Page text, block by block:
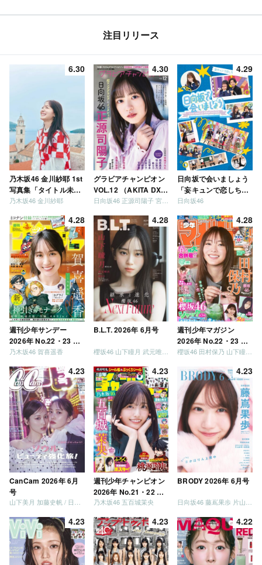
注目リリース
6.30
乃木坂46 金川紗耶 1st
写真集「タイトル未
定」
乃木坂46 金川紗耶
4.30
グラビアチャンピオン
VOL.12 （AKITA DXシ
リーズ）
日向坂46 正源司陽子 宮地すみれ
4.29
日向坂で会いましょう
「妄キュンで恋しちゃ
いましょう」「どっち
う」「ご褒美でロケし
ましょう」「フレンド
リーになりましょう」
「笑って卒業を祝いま
しょう」 [Blu-ray]
日向坂46
4.28
週刊少年サンデー
2026年 No.22・23 合
併号
乃木坂46 賀喜遥香
4.28
B.L.T. 2026年 6月号
櫻坂46 山下瞳月 武元唯衣 / 乃木坂46 海邉朱莉
4.28
週刊少年マガジン
2026年 No.22・23 合
併号
4.23
CanCam 2026年 6月
号
山下美月 加藤史帆 / 日向坂46 大野愛実
4.23
週刊少年チャンピオン
2026年 No.21・22 合
併号
乃木坂46 五百城茉央
4.23
BRODY 2026年 6月号
日向坂46 藤嶌果歩 片山紗希 松尾桜 金村美玖 髙橋未来虹
4.23 4.23 4.22